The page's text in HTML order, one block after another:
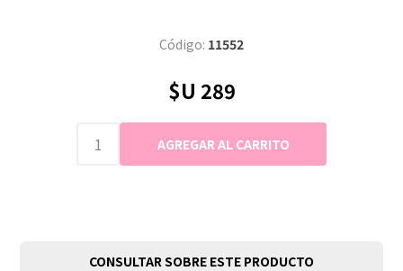
Código: 11552
$U 289
CONSULTAR SOBRE ESTE PRODUCTO